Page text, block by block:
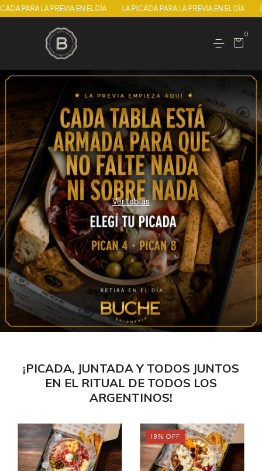
LA PICADA PARA LA PREVIA EN EL DÍA LA PICADA PARA LA PREVIA EN
0
Ver tablas
¡PICADA, JUNTADA Y TODOS JUNTOS
EN EL RITUAL DE TODOS LOS
ARGENTINOS!
18% OFF